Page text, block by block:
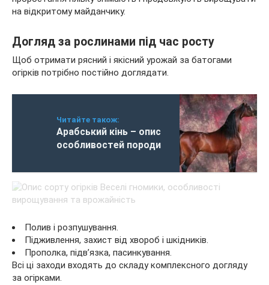
на відкритому майданчику.
Догляд за рослинами під час росту
Щоб отримати рясний і якісний урожай за батогами
огірків потрібно постійно доглядати.
Читайте також:
Арабський кінь – опис
особливостей породи
Полив і розпушування.
Підживлення, захист від хвороб і шкідників.
Прополка, підв’язка, пасинкування.
Всі ці заходи входять до складу комплексного догляду
за огірками.